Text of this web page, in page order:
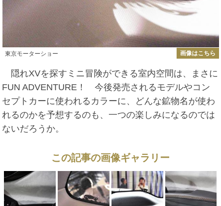
東京モーターショー 画像はこちら
隠れXVを探すミニ冒険ができる室内空間は、まさに
FUN ADVENTURE！ 今後発売されるモデルやコン
セプトカーに使われるカラーに、どんな鉱物名が使わ
れるのかを予想するのも、一つの楽しみになるのでは
ないだろうか。
この記事の画像ギャラリー